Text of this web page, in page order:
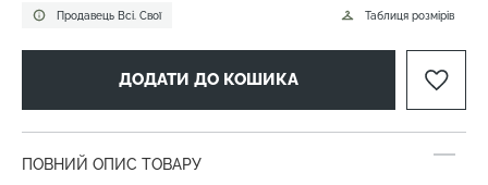
Продавець Всі. Свої Таблиця розмірів
ДОДАТИ ДО КОШИКА
ПОВНИЙ ОПИС ТОВАРУ